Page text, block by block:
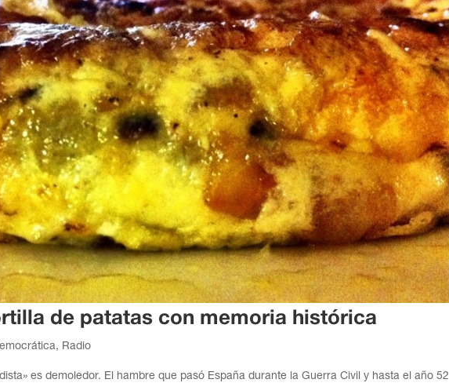
de patatas con memoria histórica
, Radio
es demoledor. El hambre que pasó España durante la Guerra Civil y hasta el año 52